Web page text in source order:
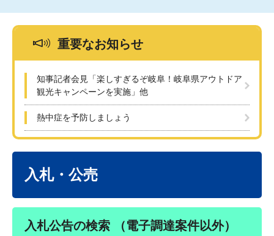
重要なお知らせ
知事記者会見「楽しすぎるぞ岐阜！岐阜県アウトドア
観光キャンペーンを実施」他
熱中症を予防しましょう
入札・公売
入札公告の検索 （電子調達案件以外）